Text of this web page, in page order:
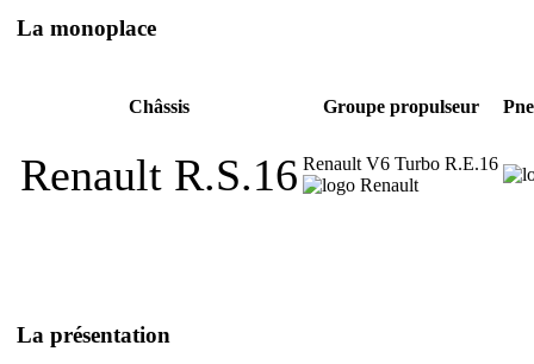
La monoplace
Châssis Groupe propulseur
Renault R.S.16 Renault V6 Turbo R.E.16
La présentation